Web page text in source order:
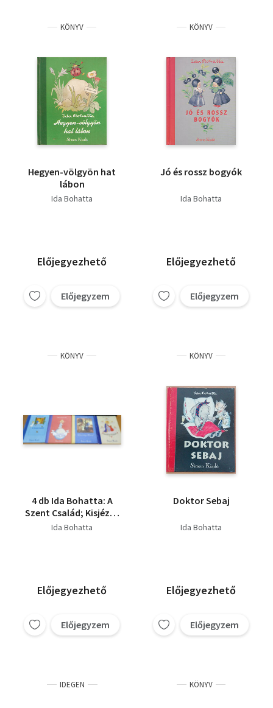
KÖNYV
Hegyen-völgyön hat
lábon
Ida Bohatta
Előjegyezhető
Előjegyzem
KÖNYV
Jó és rossz bogyók
Ida Bohatta
Előjegyezhető
Előjegyzem
KÖNYV
4 db Ida Bohatta: A
Szent Család; Kisjézus
a világ körül; Üdvöz
Ida Bohatta
Előjegyezhető
Előjegyzem
KÖNYV
Doktor Sebaj
Ida Bohatta
Előjegyezhető
Előjegyzem
IDEGEN KÖNYV